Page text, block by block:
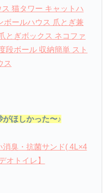
猫タワー キャットハ
ボールハウス 爪とぎ兼
とぎボックス ネコファ
段ボール 収納簡単 スト
ス
ほしかった〜♪
臭・抗菌サンド( 4L×4
オトイレ】